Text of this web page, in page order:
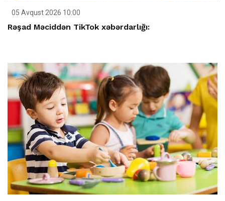
05 Avqust 2026 10:00
Rəşad Məciddən TikTok xəbərdarlığı: